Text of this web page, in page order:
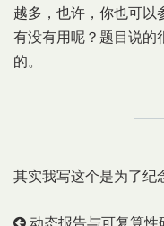
越多，也许，你也可以
有没有用呢？题目说的
的。
其实我写这个是为了纪
动态报告与可复算性